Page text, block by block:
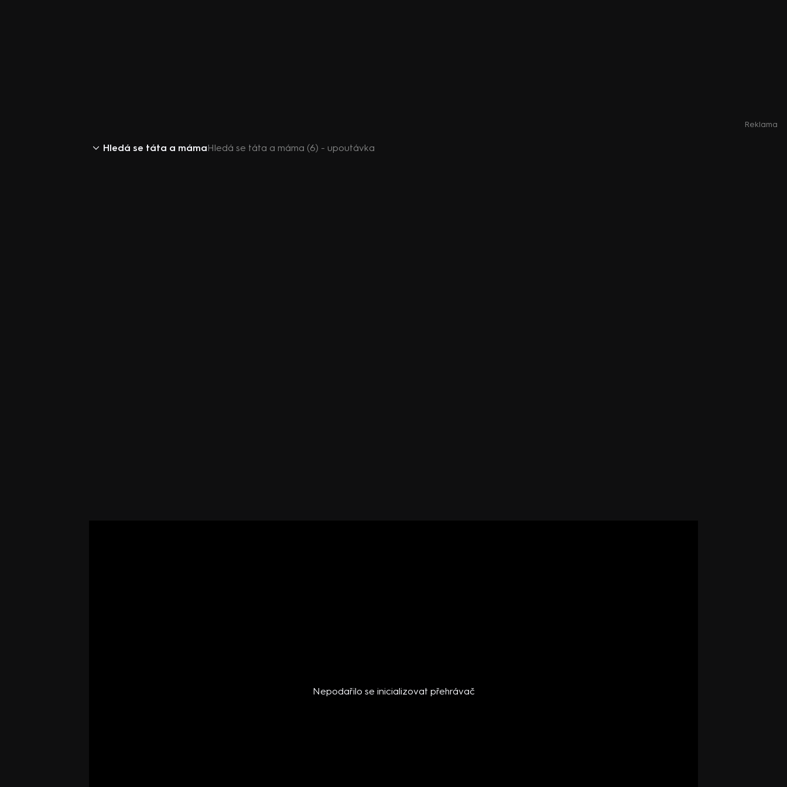
Reklama
Hledá se táta a mámaHledá se táta a máma (6) - upoutávka
Nepodařilo se inicializovat přehrávač